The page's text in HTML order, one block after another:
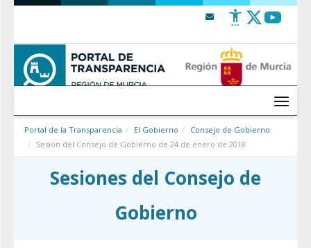
Saltar al contenido
Menú
Portal de la Transparencia El Gobierno
Consejo de Gobierno
Sesión del Consejo de Gobierno de 24 de enero de 2018
Sesiones del Consejo de
Gobierno